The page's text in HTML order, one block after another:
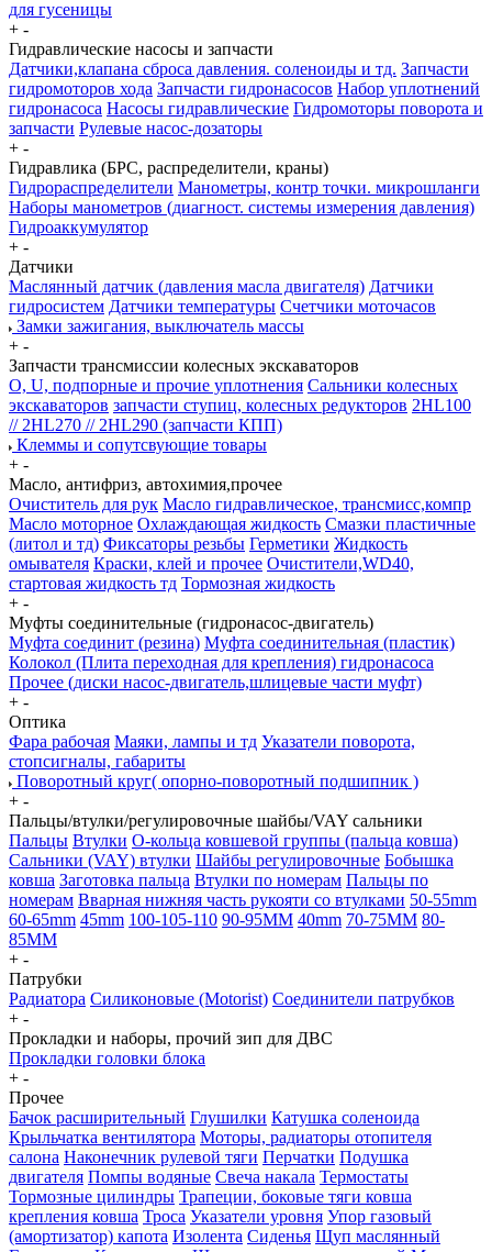
для гусеницы
+ -
Гидравлические насосы и запчасти
Датчики,клапана сброса давления. соленоиды и тд. Запчасти
гидромоторов хода Запчасти гидронасосов Набор уплотнений
гидронасоса Насосы гидравлические Гидромоторы поворота и
запчасти Рулевые насос-дозаторы
+ -
Гидравлика (БРС, распределители, краны)
Гидрораспределители Манометры, контр точки. микрошланги
Наборы манометров (диагност. системы измерения давления)
Гидроаккумулятор
+ -
Датчики
Маслянный датчик (давления масла двигателя) Датчики
гидросистем Датчики температуры Счетчики моточасов
Замки зажигания, выключатель массы
+ -
Запчасти трансмиссии колесных экскаваторов
О, U, подпорные и прочие уплотнения Сальники колесных
экскаваторов запчасти ступиц, колесных редукторов 2HL100
// 2HL270 // 2HL290 (запчасти КПП)
Клеммы и сопутсвующие товары
+ -
Масло, антифриз, автохимия,прочее
Очиститель для рук Масло гидравлическое, трансмисс,компр
Масло моторное Охлаждающая жидкость Смазки пластичные
(литол и тд) Фиксаторы резьбы Герметики Жидкость
омывателя Краски, клей и прочее Очистители,WD40,
стартовая жидкость тд Тормозная жидкость
+ -
Муфты соединительные (гидронасос-двигатель)
Муфта соединит (резина) Муфта соединительная (пластик)
Колокол (Плита переходная для крепления) гидронасоса
Прочее (диски насос-двигатель,шлицевые части муфт)
+ -
Оптика
Фара рабочая Маяки, лампы и тд Указатели поворота,
стопсигналы, габариты
Поворотный круг( опорно-поворотный подшипник )
+ -
Пальцы/втулки/регулировочные шайбы/VAY сальники
Пальцы Втулки О-кольца ковшевой группы (пальца ковша)
Сальники (VAY) втулки Шайбы регулировочные Бобышка
ковша Заготовка пальца Втулки по номерам Пальцы по
номерам Вварная нижняя часть рукояти со втулками 50-55mm
60-65mm 45mm 100-105-110 90-95MM 40mm 70-75MM 80-
85MM
+ -
Патрубки
Радиатора Силиконовые (Motorist) Соединители патрубков
+ -
Прокладки и наборы, прочий зип для ДВС
Прокладки головки блока
+ -
Прочее
Бачок расширительный Глушилки Катушка соленоида
Крыльчатка вентилятора Моторы, радиаторы отопителя
салона Наконечник рулевой тяги Перчатки Подушка
двигателя Помпы водяные Свеча накала Термостаты
Тормозные цилиндры Трапеции, боковые тяги ковша
крепления ковша Троса Указатели уровня Упор газовый
(амортизатор) капота Изолента Сиденья Щуп маслянный